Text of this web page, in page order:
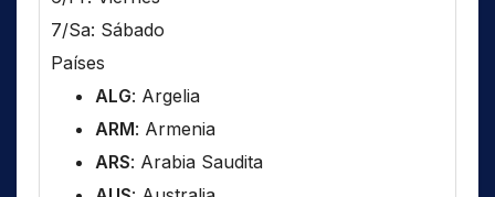
7/Sa: Sábado
Países
ALG: Argelia
ARM: Armenia
ARS: Arabia Saudita